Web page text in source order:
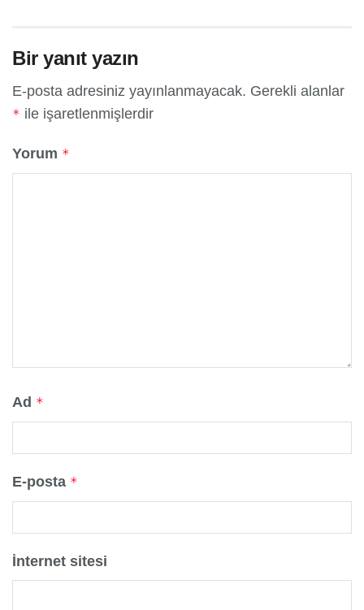
Bir yanıt yazın
E-posta adresiniz yayınlanmayacak. Gerekli alanlar
* ile işaretlenmişlerdir
Yorum *
Ad *
E-posta *
İnternet sitesi